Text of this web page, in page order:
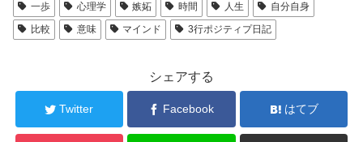
一歩 心理学 嫉妬 時間 人生
自分自身
比較
意味 マインド 3行ポジティプ日記
シェアする
Twitter Facebook はてブ